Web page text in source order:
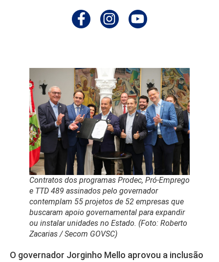
Contratos dos programas Prodec, Pró-Emprego
e TTD 489 assinados pelo governador
contemplam 55 projetos de 52 empresas que
buscaram apoio governamental para expandir
ou instalar unidades no Estado. (Foto: Roberto
Zacarias / Secom GOVSC)
O governador Jorginho Mello aprovou a inclusão